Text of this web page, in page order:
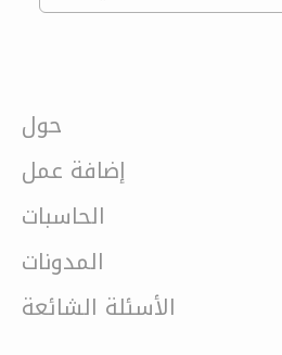
حول
إضافة عمل
الحاسبات
المدونات
الأسئلة الشائعة